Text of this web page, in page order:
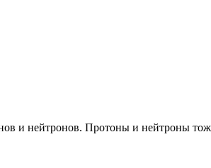
и нейтронов. Протоны и нейтроны